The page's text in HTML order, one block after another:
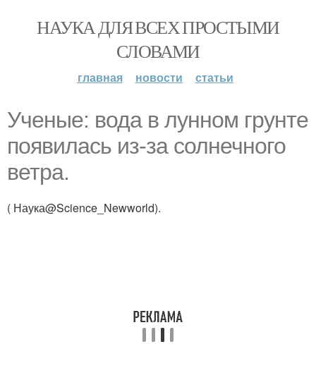
НАУКА ДЛЯ ВСЕХ ПРОСТЫМИ
СЛОВАМИ
главная новости статьи
Ученые: вода в лунном грунте
появилась из-за солнечного
ветра.
( Наука@Science_Newworld).